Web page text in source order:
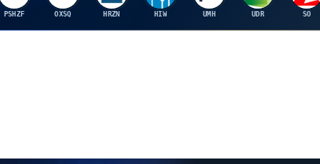
PSHZF OXSQ HRZN HIW UMH UDR SO